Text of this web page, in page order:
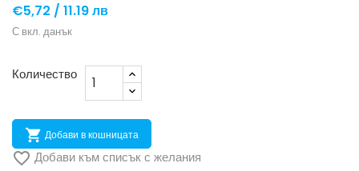
€5,72 / 11.19 лв
С вкл. данък
Количество
 Добави в кошницата
 Добави към списък с желания